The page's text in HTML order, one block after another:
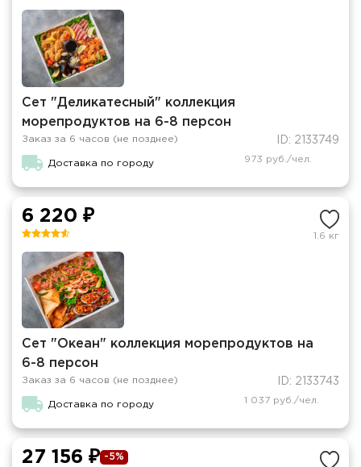
Сет "Деликатесный" коллекция
морепродуктов на 6-8 персон
Заказ за 6 часов (не позднее) ID: 2133749
Доставка по городу 973 руб./чел.
6 220 ₽
1.6 кг
Сет "Океан" коллекция морепродуктов на
6-8 персон
Заказ за 6 часов (не позднее) ID: 2133743
Доставка по городу 1 037 руб./чел.
27 156 ₽ -5%